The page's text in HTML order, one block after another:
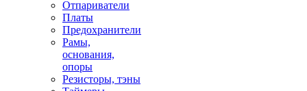
Отпариватели
Платы
Предохранители
Рамы,
основания,
опоры
Резисторы, тэны